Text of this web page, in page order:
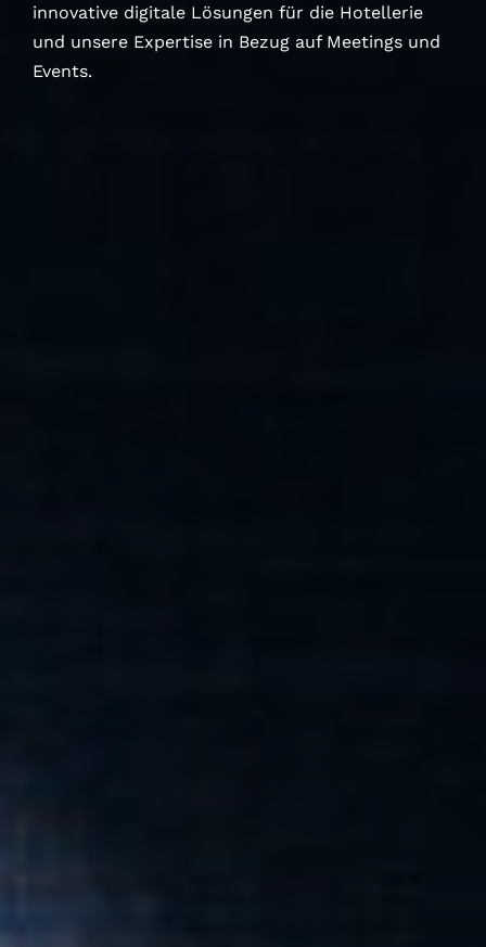
innovative digitale Lösungen für die Hotellerie
und unsere Expertise in Bezug auf Meetings und
Events.